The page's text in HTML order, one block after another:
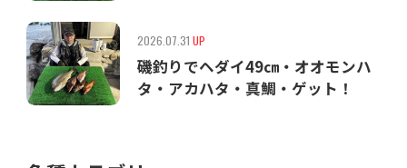
2026.07.31 UP
磯釣りでヘダイ49㎝・オオモンハ
タ・アカハタ・真鯛・ゲット！